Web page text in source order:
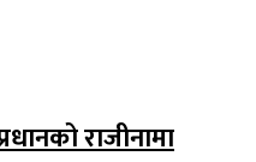
राजीनामा